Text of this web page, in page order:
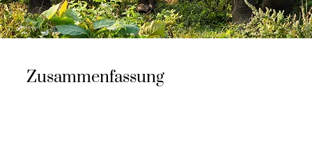
Zusammenfassung